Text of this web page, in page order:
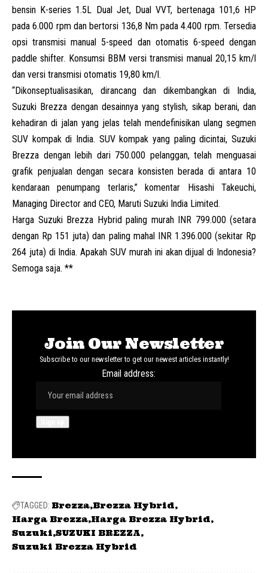
bensin K-series 1.5L Dual Jet, Dual VVT, bertenaga 101,6 HP
pada 6.000 rpm dan bertorsi 136,8 Nm pada 4.400 rpm. Tersedia
opsi transmisi manual 5-speed dan otomatis 6-speed dengan
paddle shifter. Konsumsi BBM versi transmisi manual 20,15 km/l
dan versi transmisi otomatis 19,80 km/l.
“Dikonseptualisasikan, dirancang dan dikembangkan di India,
Suzuki Brezza dengan desainnya yang stylish, sikap berani, dan
kehadiran di jalan yang jelas telah mendefinisikan ulang segmen
SUV kompak di India. SUV kompak yang paling dicintai, Suzuki
Brezza dengan lebih dari 750.000 pelanggan, telah menguasai
grafik penjualan dengan secara konsisten berada di antara 10
kendaraan penumpang terlaris,” komentar Hisashi Takeuchi,
Managing Director and CEO, Maruti Suzuki India Limited.
Harga Suzuki Brezza Hybrid paling murah INR 799.000 (setara
dengan Rp 151 juta) dan paling mahal INR 1.396.000 (sekitar Rp
264 juta) di India. Apakah SUV murah ini akan dijual di Indonesia?
Semoga saja. **
Join Our Newsletter
Subscribe to our newsletter to get our newest articles instantly!
Email address:
TAGGED: Brezza Brezza Hybrid
Harga Brezza Harga Brezza Hybrid
Suzuki SUZUKI BREZZA
Suzuki Brezza Hybrid